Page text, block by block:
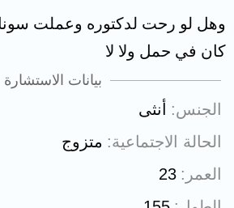
وهل لو رحت لدكتوره وعملت
كان في حمل ولا لا
بيانات الاستشارة
الجنس
أنثى
الحالة الاجتماعية
متزوج
العمر
23